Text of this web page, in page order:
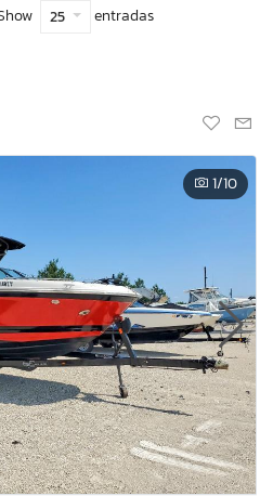
25 entradas
1/10